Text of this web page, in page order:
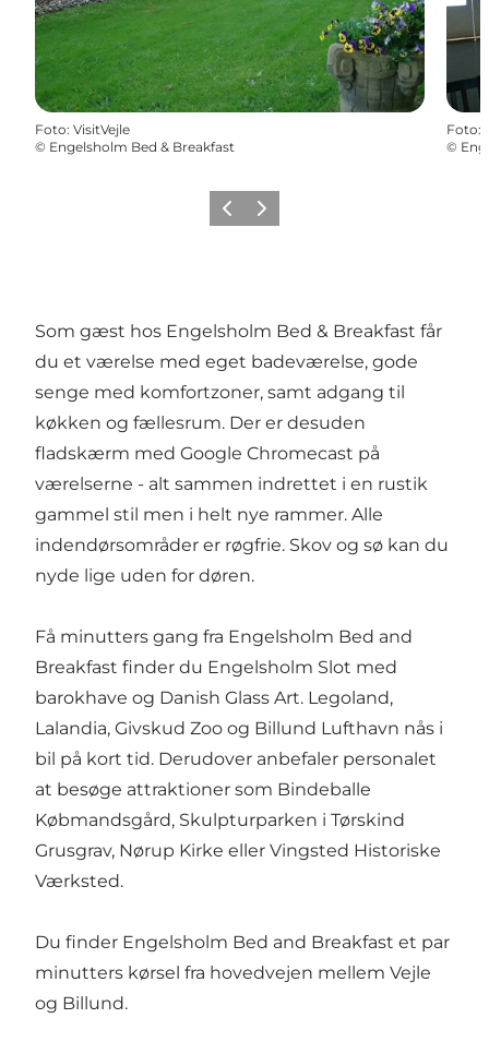
Foto: VisitVejle
© Engelsholm Bed & Breakfast
Foto:
©
ForrigeNæste
Som gæst hos Engelsholm Bed & Breakfast får
du et værelse med eget badeværelse, gode
senge med komfortzoner, samt adgang til
køkken og fællesrum. Der er desuden
fladskærm med Google Chromecast på
værelserne - alt sammen indrettet i en rustik
gammel stil men i helt nye rammer. Alle
indendørsområder er røgfrie. Skov og sø kan du
nyde lige uden for døren.
Få minutters gang fra Engelsholm Bed and
Breakfast finder du Engelsholm Slot med
barokhave og Danish Glass Art. Legoland,
Lalandia, Givskud Zoo og Billund Lufthavn nås i
bil på kort tid. Derudover anbefaler personalet
at besøge attraktioner som Bindeballe
Købmandsgård, Skulpturparken i Tørskind
Grusgrav, Nørup Kirke eller Vingsted Historiske
Værksted.
Du finder Engelsholm Bed and Breakfast et par
minutters kørsel fra hovedvejen mellem Vejle
og Billund.